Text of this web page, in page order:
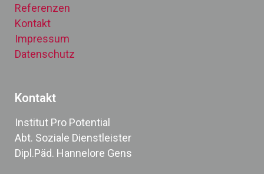
Referenzen
Kontakt
Impressum
Datenschutz
Kontakt
Institut Pro Potential
Abt. Soziale Dienstleister
Dipl.Päd. Hannelore Gens